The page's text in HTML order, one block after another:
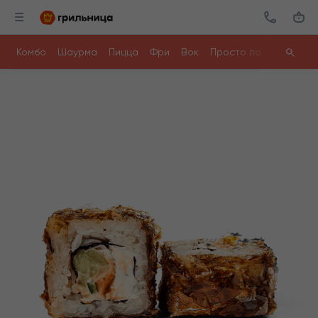
Комбо Шаурма Пицца Фри Вок Просто поесть